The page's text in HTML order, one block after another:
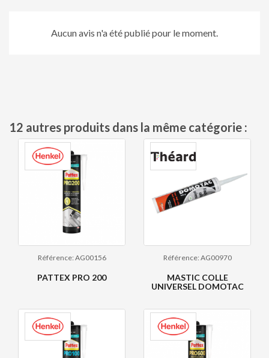
Aucun avis n'a été publié pour le moment.
12 autres produits dans la même catégorie :
Référence: AG00156
PATTEX PRO 200
Référence: AG00970
MASTIC COLLE
UNIVERSEL DOMOTAC